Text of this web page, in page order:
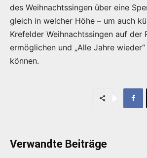
des Weihnachtssingen über eine
gleich in welcher Höhe – um auch
Krefelder Weihnachtssingen auf der
ermöglichen und „Alle Jahre
können.
Verwandte Beiträge